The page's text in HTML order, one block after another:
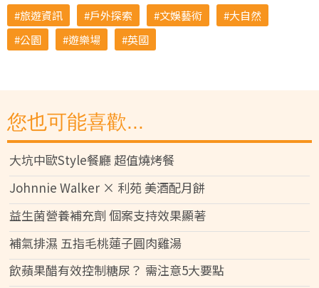
旅遊資訊 戶外探索 文娛藝術
大自然
公園
遊樂場 英國
您也可能喜歡...
大坑中歐Style餐廳 超值燒烤餐
Johnnie Walker × 利苑 美酒配月餅
益生菌營養補充劑 個案支持效果顯著
補氣排濕 五指毛桃蓮子圓肉雞湯
飲蘋果醋有效控制糖尿？ 需注意5大要點